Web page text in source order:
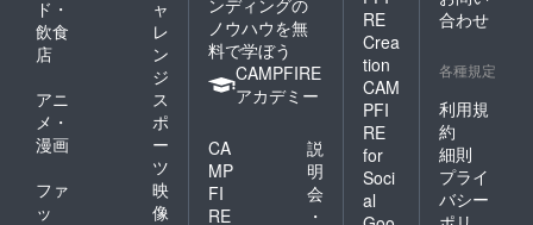
ド・
飲食
店
ャ
レ
ン
ジ
アニ
メ・
漫画
ス
ポ
ー
ツ
ファ
ッ
映
像
ンディングの
ノウハウを無
料で学ぼう
CAMPFIRE
アカデミー
CA
MP
FI
RE
説
明
会
・
RE
Crea
tion
CAM
PFI
RE
for
Soci
al
合わせ
各種規定
利用規
約
細則
プライ
バシー